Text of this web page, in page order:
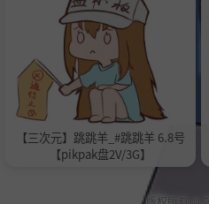
【三次元】跳跳羊_#跳跳羊 6.8号
【pikpak盘2V/3G】